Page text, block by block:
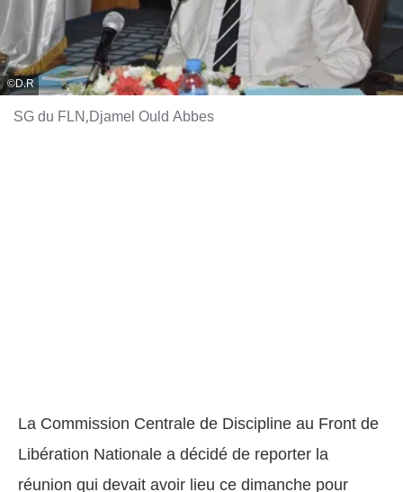
D.R
SG du FLN,Djamel Ould Abbes
La Commission Centrale de Discipline au Front de
Libération Nationale a décidé de reporter la
réunion qui devait avoir lieu ce dimanche pour